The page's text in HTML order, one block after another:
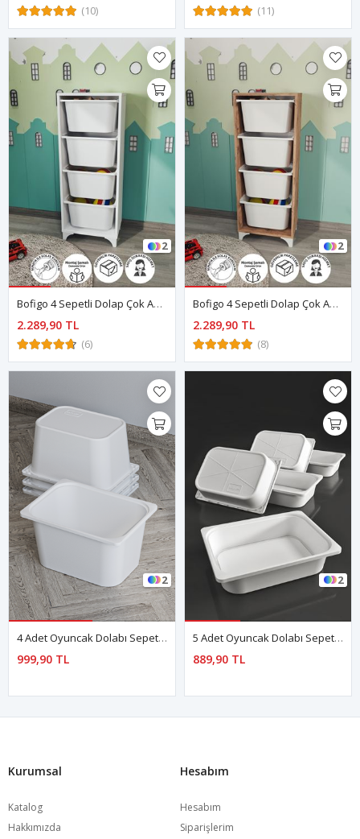
(10) (11)
2
Bofigo 4 Sepetli Dolap Çok Amaçlı Dolap Oyuncak Dolabı Dora Beyaz
2.289,90 TL
(6)
2
Bofigo 4 Sepetli Dolap Çok Amaçlı Dolap Oyuncak Dolabı Dora Çam
2.289,90 TL
(8)
2
4 Adet Oyuncak Dolabı Sepeti Saklama Kutusu Oyuncak Sepeti Çok Amaçlı Dolap Sepeti Beyaz
999,90 TL
2
5 Adet Oyuncak Dolabı Sepeti Saklama Kutusu Oyuncak Sepeti Çok Amaçlı Dolap Sepeti Beyaz
889,90 TL
Kurumsal
Katalog
Hakkımızda
Hesabım
Hesabım
Siparişlerim